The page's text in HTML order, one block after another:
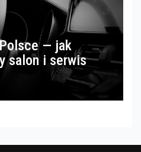
— jak
salon i serwis